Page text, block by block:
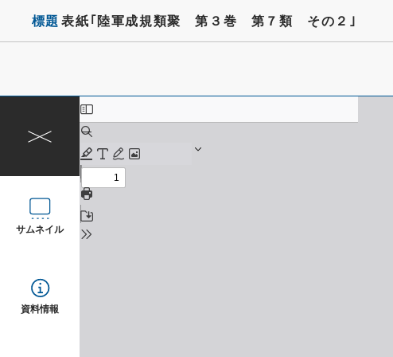
標題 表紙｢陸軍成規類聚 第３巻 第７類 その２｣
サムネイル
資料情報